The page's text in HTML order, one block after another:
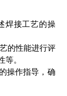
焊接工艺的操
的性能进行评
等。
操作指导，确